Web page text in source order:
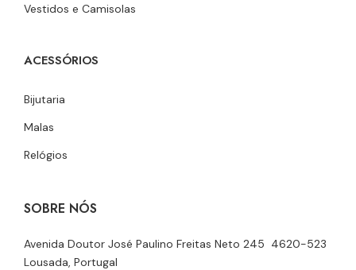
Vestidos e Camisolas
ACESSÓRIOS
Bijutaria
Malas
Relógios
SOBRE NÓS
Avenida Doutor José Paulino Freitas Neto 245 4620-523
Lousada, Portugal